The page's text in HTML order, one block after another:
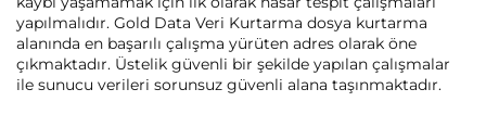
yapılmalıdır. Gold Data Veri Kurtarma dosya kurtarma
alanında en başarılı çalışma yürüten adres olarak öne
çıkmaktadır. Üstelik güvenli bir şekilde yapılan çalışmalar
ile sunucu verileri sorunsuz güvenli alana taşınmaktadır.